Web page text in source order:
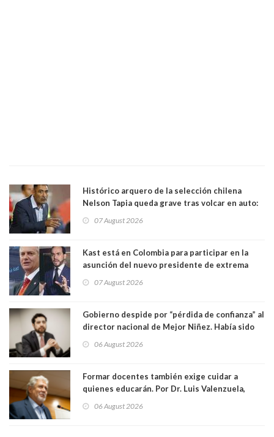
Histórico arquero de la selección chilena
Nelson Tapia queda grave tras volcar en auto:
07 August 2026
Kast está en Colombia para participar en la
asunción del nuevo presidente de extrema
07 August 2026
Gobierno despide por “pérdida de confianza” al
director nacional de Mejor Niñez. Había sido
06 August 2026
Formar docentes también exige cuidar a
quienes educarán. Por Dr. Luis Valenzuela,
Académicos U. Católica Silva Henríquez
06 August 2026